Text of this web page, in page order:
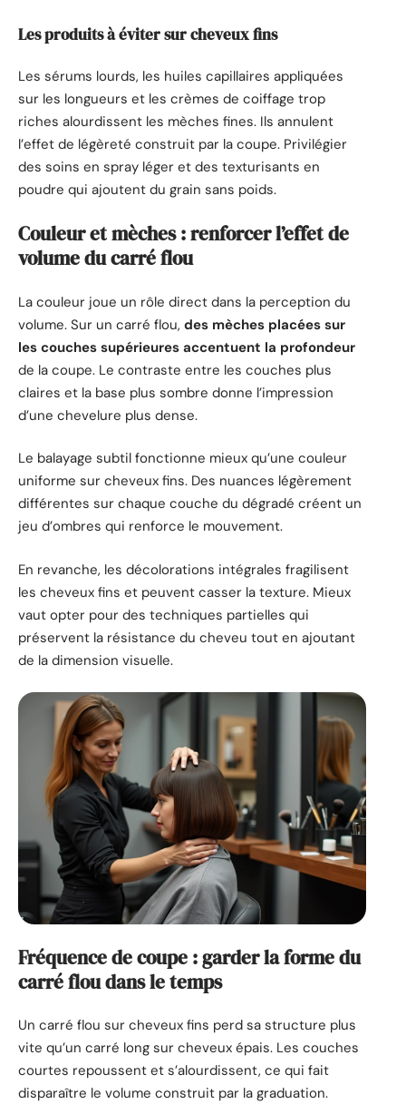
Les produits à éviter sur cheveux fins
Les sérums lourds, les huiles capillaires appliquées
sur les longueurs et les crèmes de coiffage trop
riches alourdissent les mèches fines. Ils annulent
l’effet de légèreté construit par la coupe. Privilégier
des soins en spray léger et des texturisants en
poudre qui ajoutent du grain sans poids.
Couleur et mèches : renforcer l’effet de
volume du carré flou
La couleur joue un rôle direct dans la perception du
volume. Sur un carré flou, des mèches placées sur
les couches supérieures accentuent la profondeur
de la coupe. Le contraste entre les couches plus
claires et la base plus sombre donne l’impression
d’une chevelure plus dense.
Le balayage subtil fonctionne mieux qu’une couleur
uniforme sur cheveux fins. Des nuances légèrement
différentes sur chaque couche du dégradé créent un
jeu d’ombres qui renforce le mouvement.
En revanche, les décolorations intégrales fragilisent
les cheveux fins et peuvent casser la texture. Mieux
vaut opter pour des techniques partielles qui
préservent la résistance du cheveu tout en ajoutant
de la dimension visuelle.
Fréquence de coupe : garder la forme du
carré flou dans le temps
Un carré flou sur cheveux fins perd sa structure plus
vite qu’un carré long sur cheveux épais. Les couches
courtes repoussent et s’alourdissent, ce qui fait
disparaître le volume construit par la graduation.